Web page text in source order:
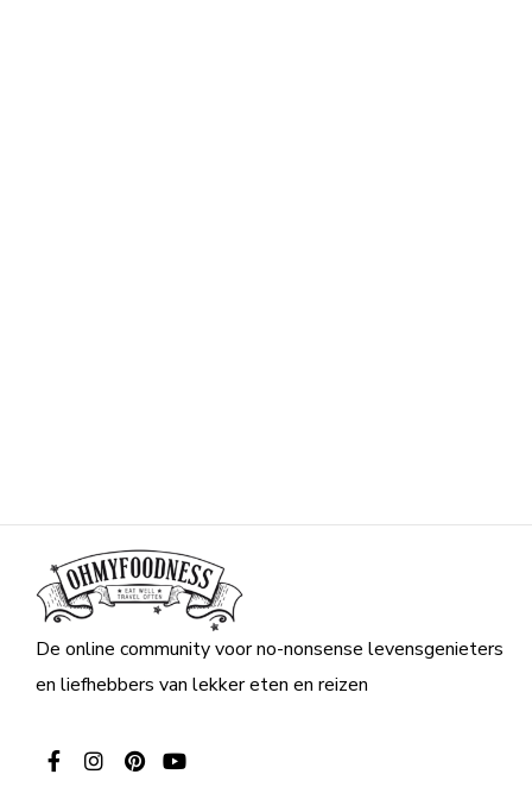
De online community voor no-nonsense levensgenieters
en liefhebbers van lekker eten en reizen